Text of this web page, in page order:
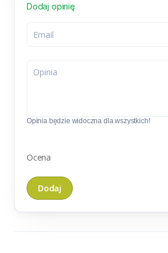
Dodaj opinię
Opinia będzie widoczna dla wszystkich!
Ocena